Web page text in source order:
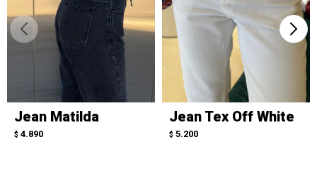
Jean Matilda
$ 4.890
Jean Tex Off White
$ 5.200